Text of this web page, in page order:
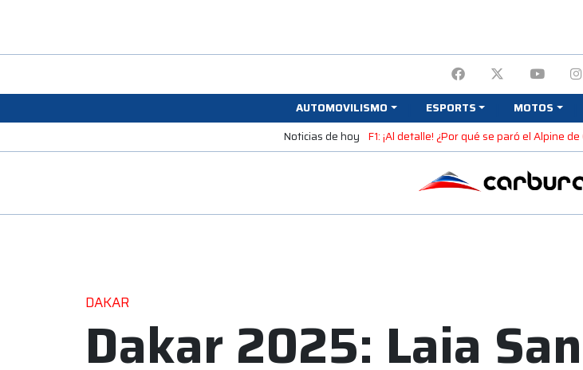
AUTOMOVILISMO ESPORTS MOTOS
Noticias de hoy F1: ¡Al detalle! ¿Por qué se paró el Alpine
DAKAR
Dakar 2025: Laia